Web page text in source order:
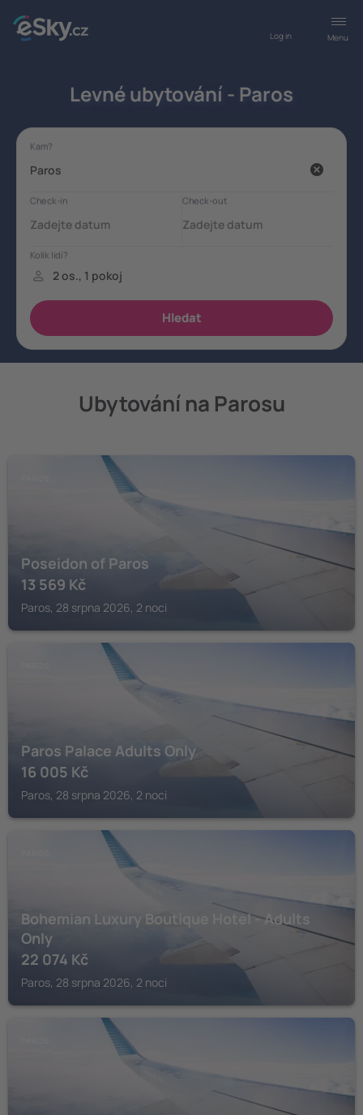
Menu
Log in
Levné ubytování - Paros
Ubytování na Parosu
Poseidon of Paros
13 569 Kč
Paros, 28 srpna 2026, 2 noci
Paros Palace Adults Only
16 005 Kč
Paros, 28 srpna 2026, 2 noci
Bohemian Luxury Boutique Hotel - Adults
Only
22 074 Kč
Paros, 28 srpna 2026, 2 noci